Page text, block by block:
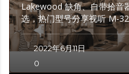
Lakewood 缺角、自带拾音
选，热门型号分享视听 M-
2022年6月11日
0